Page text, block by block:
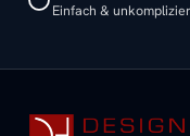
Einfach &